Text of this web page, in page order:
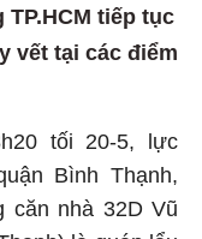
tiếp tục
vết tại các điểm
tối 20-5, lực
Bình Thạnh,
căn nhà 32D Vũ